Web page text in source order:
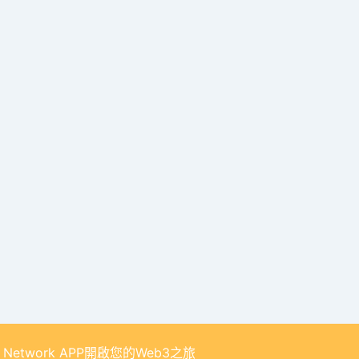
Network APP開啟您的Web3之旅